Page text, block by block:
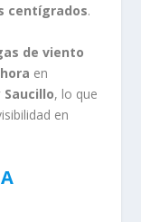
centígrados.
de viento
en
Saucillo, lo que
en